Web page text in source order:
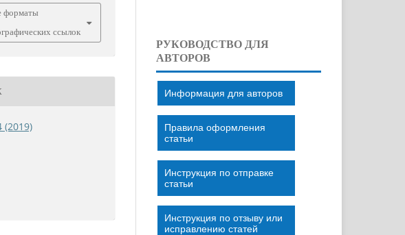
форматы
ссылок
РУКОВОДСТВО ДЛЯ
АВТОРОВ
Информация для авторов
Правила оформления
статьи
Инструкция по отправке
статьи
Инструкция по отзыву или
исправлению статей